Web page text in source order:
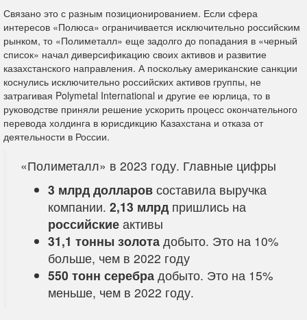
Связано это с разным позиционированием. Если сфера
интересов «Полюса» ограничивается исключительно российским
рынком, то «Полиметалл» еще задолго до попадания в «черный
список» начал диверсификацию своих активов и развитие
казахстанского направления. А поскольку американские санкции
коснулись исключительно российских активов группы, не
затрагивая Polymetal International и другие ее юрлица, то в
руководстве приняли решение ускорить процесс окончательного
перевода холдинга в юрисдикцию Казахстана и отказа от
деятельности в России.
«Полиметалл» в 2023 году. Главные цифры
3 млрд долларов составила выручка
компании. 2,13 млрд пришлись на
российские активы
31,1 тонны золота добыто. Это на 10%
больше, чем в 2022 году
550 тонн серебра добыто. Это на 15%
меньше, чем в 2022 году.